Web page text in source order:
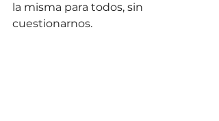
la misma para todos, sin
cuestionarnos.